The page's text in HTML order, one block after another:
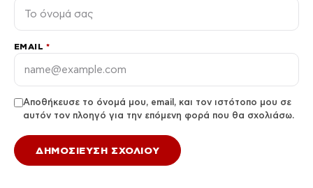
EMAIL *
Αποθήκευσε το όνομά μου, email, και τον ιστότοπο μου σε
αυτόν τον πλοηγό για την επόμενη φορά που θα σχολιάσω.